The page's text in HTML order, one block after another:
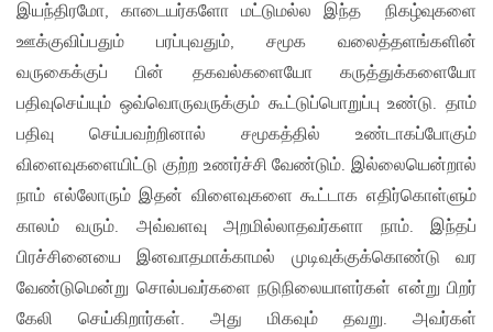
இயந்திரமோ, காடையர்களோ மட்டுமல்ல இந்த நிகழ்வுகளை
ஊக்குவிப்பதும் பரப்புவதும், சமூக வலைத்தளங்களின்
வருகைக்குப் பின் தகவல்களையோ கருத்துக்களையோ
பதிவுசெய்யும் ஒவ்வொருவருக்கும் கூட்டுப்பொறுப்பு உண்டு. தாம்
பதிவு செய்பவற்றினால் சமூகத்தில் உண்டாகப்போகும்
விளைவுகளையிட்டு குற்ற உணர்ச்சி வேண்டும். இல்லையென்றால்
நாம் எல்லோரும் இதன் விளைவுகளை கூட்டாக எதிர்கொள்ளும்
காலம் வரும். அவ்வளவு அறமில்லாதவர்களா நாம். இந்தப்
பிரச்சினையை இனவாதமாக்காமல் முடிவுக்குக்கொண்டு வர
வேண்டுமென்று சொல்பவர்களை நடுநிலையாளர்கள் என்று பிறர்
கேலி செய்கிறார்கள். அது மிகவும் தவறு. அவர்கள்